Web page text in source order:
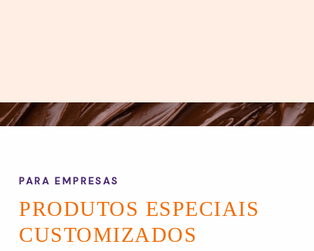
PARA EMPRESAS
PRODUTOS ESPECIAIS
CUSTOMIZADOS